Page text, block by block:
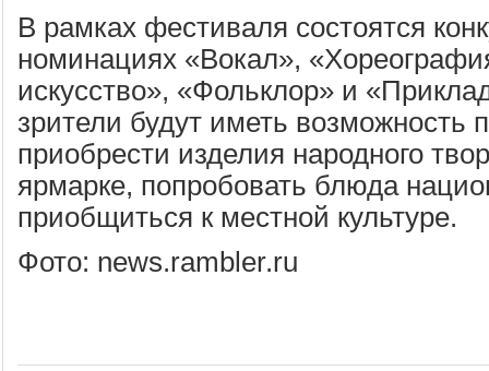
В рамках фестиваля состоятся
номинациях «Вокал»,
искусство», «Фольклор» и
зрители будут иметь возможность
приобрести изделия народного
ярмарке, попробовать блюда
приобщиться к местной культуре.
Фото: news.rambler.ru